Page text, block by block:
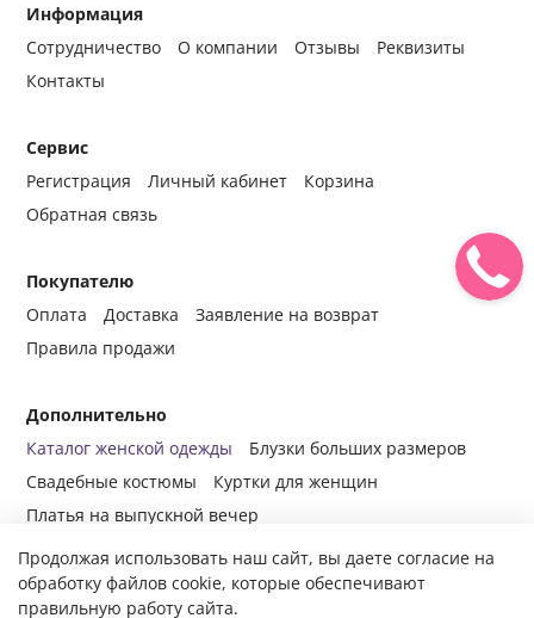
Информация
Сотрудничество
О компании Отзывы
Реквизиты
Контакты
Сервис
Регистрация
Личный кабинет
Корзина
Обратная связь
Покупателю
Оплата
Доставка
Заявление на возврат
Правила продажи
Дополнительно
Каталог женской одежды
Блузки больших размеров
Свадебные костюмы
Куртки для женщин
Платья на выпускной вечер
© 2014-2024 Все права защищены.
Продолжая использовать наш сайт, вы даете согласие на
обработку файлов cookie, которые обеспечивают
правильную работу сайта.